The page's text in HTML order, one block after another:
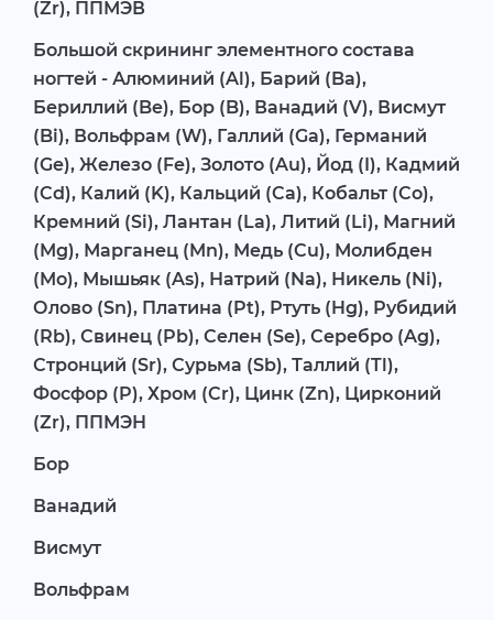
(Zr), ППМЭВ
Большой скрининг элементного состава
ногтей - Алюминий (Al), Барий (Ba),
Бериллий (Be), Бор (B), Ванадий (V), Висмут
(Bi), Вольфрам (W), Галлий (Ga), Германий
(Ge), Железо (Fe), Золото (Au), Йод (I), Кадмий
(Cd), Калий (K), Кальций (Ca), Кобальт (Co),
Кремний (Si), Лантан (La), Литий (Li), Магний
(Mg), Марганец (Mn), Медь (Cu), Молибден
(Mo), Мышьяк (As), Натрий (Na), Никель (Ni),
Олово (Sn), Платина (Pt), Ртуть (Hg), Рубидий
(Rb), Свинец (Pb), Селен (Se), Серебро (Ag),
Стронций (Sr), Сурьма (Sb), Таллий (Tl),
Фосфор (P), Хром (Cr), Цинк (Zn), Цирконий
(Zr), ППМЭН
Бор
Ванадий
Висмут
Вольфрам